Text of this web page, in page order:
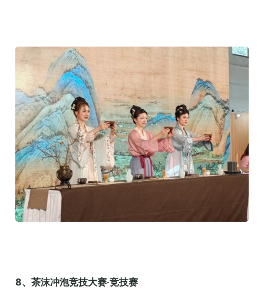
8、茶沫冲泡竞技大赛·竞技赛